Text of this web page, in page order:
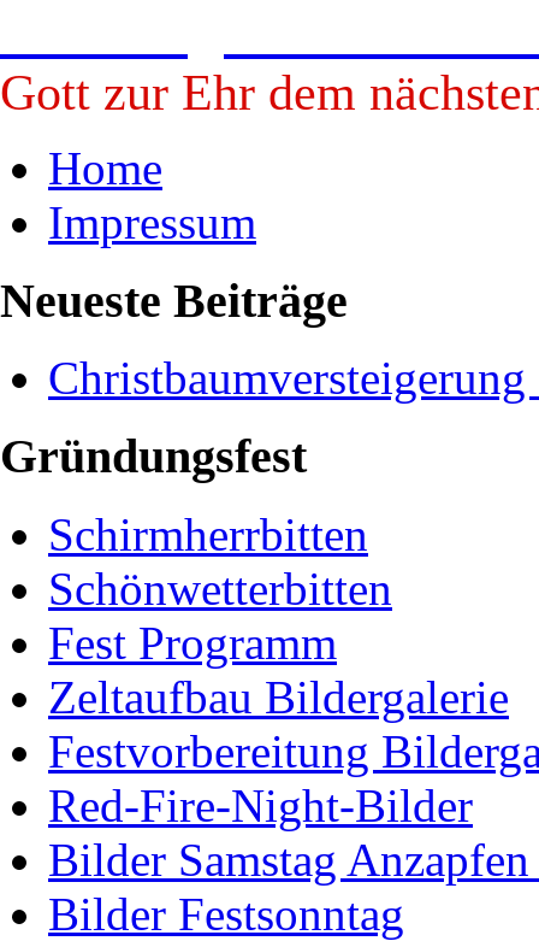
Gott zur Ehr dem
Home
Impressum
Neueste Beiträge
Christbaumversteigerung
Gründungsfest
Schirmherrbitten
Schönwetterbitten
Fest Programm
Zeltaufbau Bildergalerie
Festvorbereitung
Red-Fire-Night-Bilder
Bilder Samstag
Bilder Festsonntag